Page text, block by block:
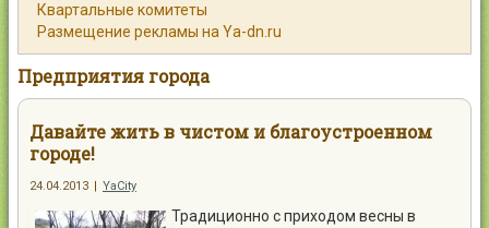
Помощь
Контакты
Квартальные комитеты
Размещение рекламы на Ya-dn.ru
Предприятия города
Давайте жить в чистом и благоустроенном
городе!
24.04.2013 | YaCity
Традиционно с приходом весны в